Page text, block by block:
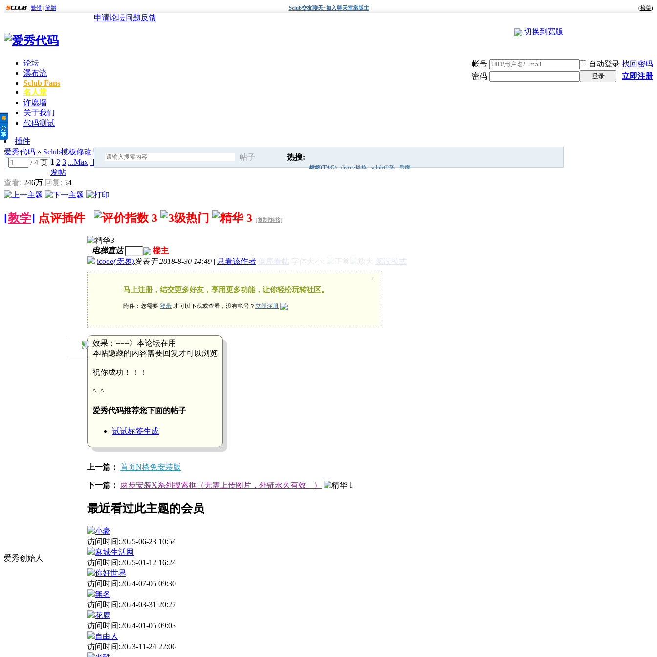
繁體 | 簡體 Sclub交友聊天~加入聊天室當版主 (檢舉)
申请论坛问题反馈
切换到宽版
帐号 自动登录 找回密码
密码
登录 立即注册
论坛
瀑布流
Sclub Fans
名人堂
许愿墙
关于我们
代码测试
插件
帖子 热搜:
标签(TAG) discuz风格 sclub代码 后面
爱秀代码 » Sclub模板修改与美化
1 2 3 ...Max
/ 4 页
下一页
发帖
查看: 246万| 回复: 54
[教学] 点评插件 [复制链接]
爱秀创始人
电梯直达
楼主
icode(无界)发表于 2018-8-30 14:49 | 只看该作者 倒序看帖 字体大小: 阅读模式
马上注册，结交更多好友，享用更多功能，让你轻松玩转社区。
附件：您需要 登录 才可以下载或查看，没有帐号？ 立即注册
x
效果：===》本论坛在用
本帖隐藏的内容需要回复才可以浏览
祝你成功！！！
^_^
爱秀代码推荐您下面的帖子
试试标签生成
上一篇： 首页N格免安装版
下一篇： 两步安装X系列搜索框（无需上传图片，外链永久有效。）
最近看过此主题的会员
小豪
访问时间:2025-06-23 10:54
麻城生活网
访问时间:2025-01-12 16:24
你好世界
访问时间:2024-07-05 09:30
無名
访问时间:2024-03-31 20:27
花鹿
访问时间:2024-01-05 09:03
自由人
访问时间:2023-11-24 22:06